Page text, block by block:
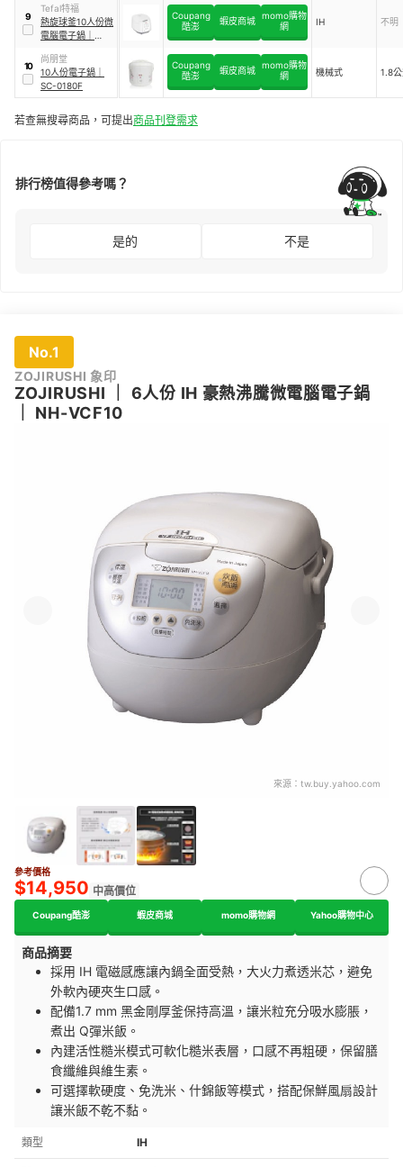
9
Tefal特福
熱旋球釜10人份微
電腦電子鍋
Coupang
酷澎
蝦皮商城 momo購物
網
IH 不明
10
尚朋堂
10人份電子鍋
SC-0180F
Coupang
酷澎
蝦皮商城 momo購物
網
機械式 1.8
若查無搜尋商品，可提出商品刊登需求
排行榜值得參考嗎？
是的 不是
No.1
ZOJIRUSHI 象印
ZOJIRUSHI
6人份 IH 豪熱沸騰微電腦電子鍋
NH-VCF10
來源： tw.buy.yahoo.com
參考價格
$14,950 中高價位
Coupang酷澎 蝦皮商城 momo購物網 Yahoo購物中心
商品摘要
採用 IH 電磁感應讓內鍋全面受熱，大火力煮透米芯，避免
外軟內硬夾生口感。
配備1.7 mm 黑金剛厚釜保持高溫，讓米粒充分吸水膨脹，
煮出 Q彈米飯。
內建活性糙米模式可軟化糙米表層，口感不再粗硬，保留膳
食纖維與維生素。
可選擇軟硬度、免洗米、什錦飯等模式，搭配保鮮風扇設計
讓米飯不乾不黏。
類型 IH